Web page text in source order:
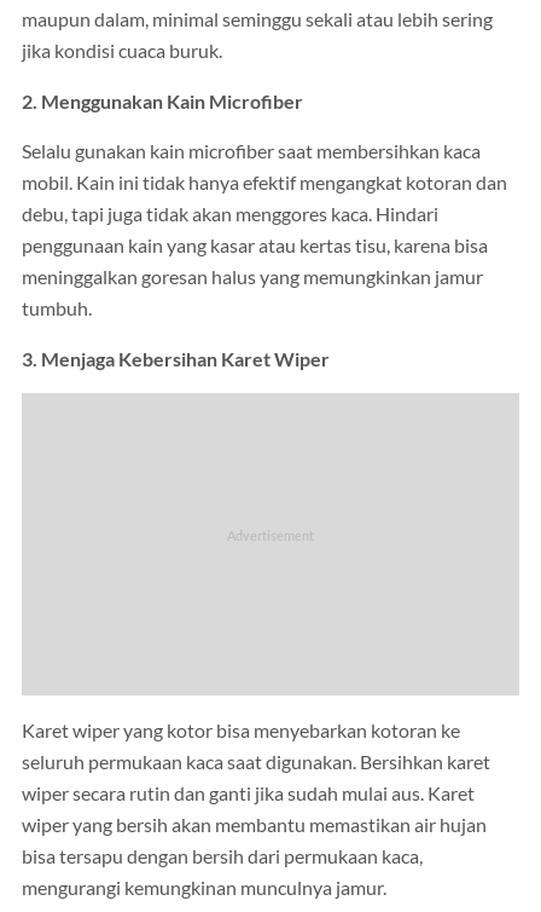
maupun dalam, minimal seminggu sekali atau lebih sering
jika kondisi cuaca buruk.
2. Menggunakan Kain Microfiber
Selalu gunakan kain microfiber saat membersihkan kaca
mobil. Kain ini tidak hanya efektif mengangkat kotoran dan
debu, tapi juga tidak akan menggores kaca. Hindari
penggunaan kain yang kasar atau kertas tisu, karena bisa
meninggalkan goresan halus yang memungkinkan jamur
tumbuh.
3. Menjaga Kebersihan Karet Wiper
Karet wiper yang kotor bisa menyebarkan kotoran ke
seluruh permukaan kaca saat digunakan. Bersihkan karet
wiper secara rutin dan ganti jika sudah mulai aus. Karet
wiper yang bersih akan membantu memastikan air hujan
bisa tersapu dengan bersih dari permukaan kaca,
mengurangi kemungkinan munculnya jamur.